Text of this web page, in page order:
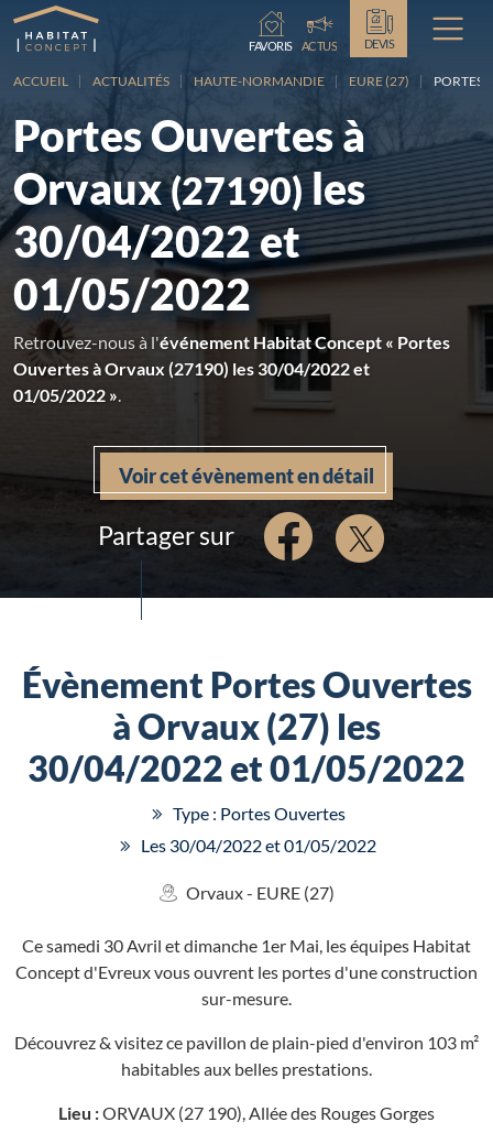
Chargement...
FAVORIS ACTUS DEVIS
ACCUEIL ACTUALITÉS HAUTE-NORMANDIE EURE (27) PORTES
Portes Ouvertes à
Orvaux(27190)les
30/04/2022 et
01/05/2022
Retrouvez-nous à l'événement Habitat Concept « Portes
Ouvertes à Orvaux (27190) les 30/04/2022 et
01/05/2022 ».
Voir cet évènement en détail
Partager sur
Évènement Portes Ouvertes
à Orvaux (27) les
30/04/2022 et 01/05/2022
Type : Portes Ouvertes
Les 30/04/2022 et 01/05/2022
Orvaux - EURE (27)
Ce samedi 30 Avril et dimanche 1er Mai, les équipes Habitat
Concept d'Evreux vous ouvrent les portes d'une construction
sur-mesure.
Découvrez & visitez ce pavillon de plain-pied d'environ 103 m²
habitables aux belles prestations.
Lieu :ORVAUX (27 190), Allée des Rouges Gorges